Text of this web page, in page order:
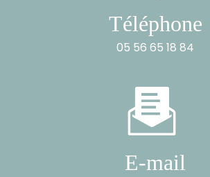
Téléphone
05 56 65 18 84
E-mail